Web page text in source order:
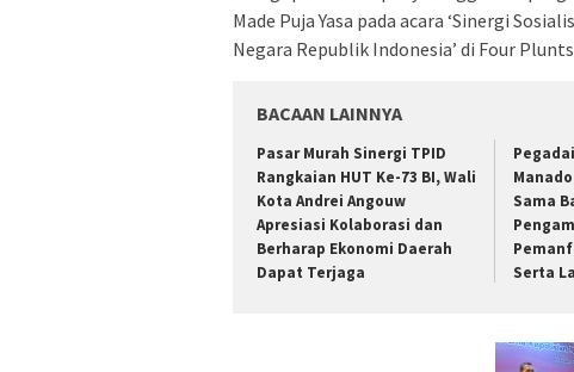
Made Puja Yasa pada acara ‘Sinergi
Negara Republik Indonesia’ di Four
BACAAN LAINNYA
Pasar Murah Sinergi TPID
Rangkaian HUT Ke-73 BI, Wali
Kota Andrei Angouw
Apresiasi Kolaborasi dan
Berharap Ekonomi Daerah
Dapat Terjaga
Sama
Serta